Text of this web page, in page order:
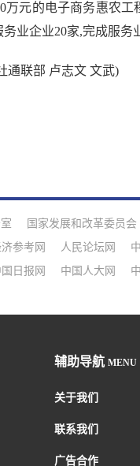
万元的电子商务惠农
业企业20家,完成服务
联部 卢志文 文武)
国家发展和改革委员会
参考网 人民论坛网
日报网 中国人大网
辅助导航 MENU
关于我们
联系我们
广告合作